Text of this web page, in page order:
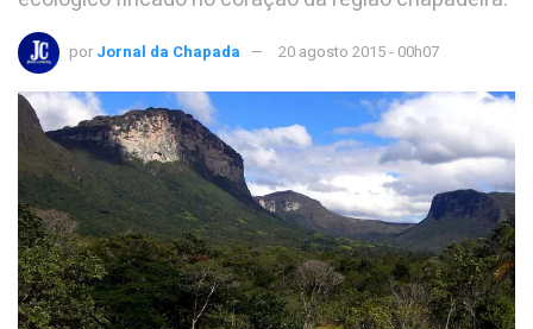
por Jornal da Chapada 20 agosto 2015 - 00h07